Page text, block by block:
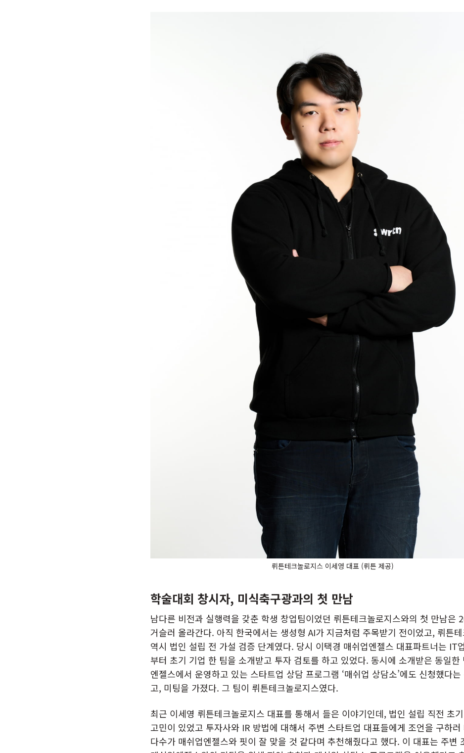
뤼튼테크놀로지스 이세영 대표 (뤼튼 제공)
학술대회 창시자, 미식축구광과의 첫 만남
남다른 비전과 실행력을 갖춘 학생 창업팀이었던 뤼튼테크놀로지스와의 첫 만남은
거슬러 올라간다. 아직 한국에서는 생성형 AI가 지금처럼 주목받기 전이었고, 뤼튼
역시 법인 설립 전 가설 검증 단계였다. 당시 이택경 매쉬업엔젤스 대표파트너는 IT
부터 초기 기업 한 팀을 소개받고 투자 검토를 하고 있었다. 동시에 소개받은 동일한
엔젤스에서 운영하고 있는 스타트업 상담 프로그램 ‘매쉬업 상담소’에도 신청했다
고, 미팅을 가졌다. 그 팀이 뤼튼테크놀로지스였다.
최근 이세영 뤼튼테크놀로지스 대표를 통해서 들은 이야기인데, 법인 설립 직전 초
고민이 있었고 투자사와 IR 방법에 대해서 주변 스타트업 대표들에게 조언을 구하러
다수가 매쉬업엔젤스와 핏이 잘 맞을 것 같다며 추천해줬다고 했다. 이 대표는 주변